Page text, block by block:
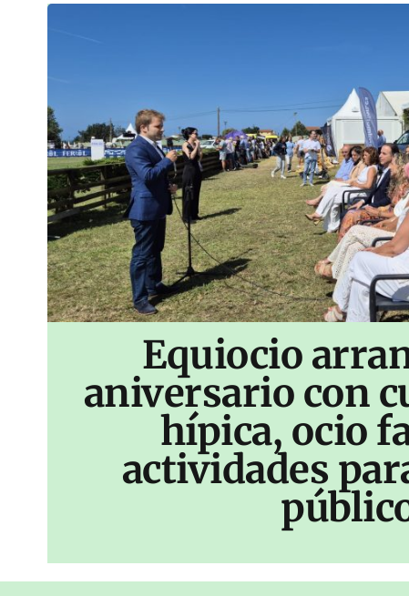
Equiocio
aniversario con
hípica, ocio
actividades